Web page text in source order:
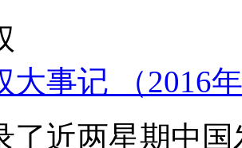
大事记 （2016
了近两星期中